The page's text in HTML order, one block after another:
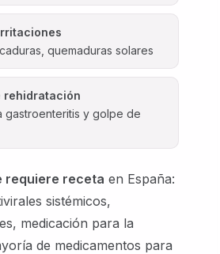
quemaduras solares
rehidratación
gastroenteritis y golpe de
requiere receta en España:
sistémicos,
medicación para la
de medicamentos para